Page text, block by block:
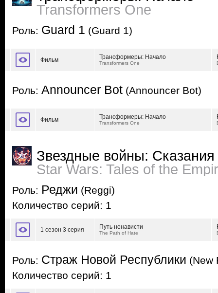
Transformers One
Роль: Guard 1 (Guard 1)
Фильм Трансформеры: Начало
Transformers One
Роль: Announcer Bot (Announcer Bot)
Фильм Трансформеры: Начало
Transformers One
Звездные войны:
Star Wars: Tales of the
Роль: Реджи (Reggi)
Количество серий: 1
1 сезон 3 серия Путь ненависти
The Path of Hate
Роль: Страж Новой Республики (New
Количество серий: 1